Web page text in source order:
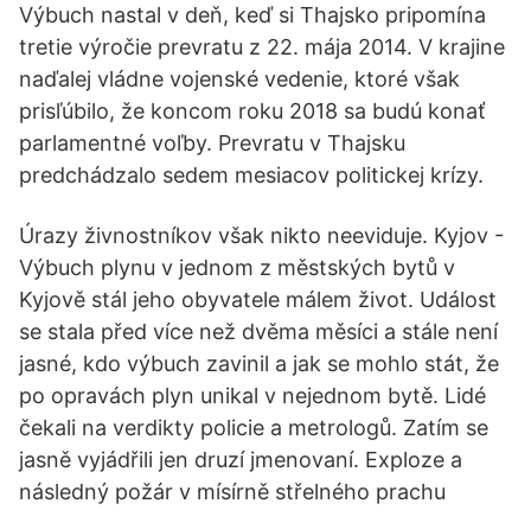
Výbuch nastal v deň, keď si Thajsko pripomína
tretie výročie prevratu z 22. mája 2014. V krajine
naďalej vládne vojenské vedenie, ktoré však
prisľúbilo, že koncom roku 2018 sa budú konať
parlamentné voľby. Prevratu v Thajsku
predchádzalo sedem mesiacov politickej krízy.
Úrazy živnostníkov však nikto neeviduje. Kyjov -
Výbuch plynu v jednom z městských bytů v
Kyjově stál jeho obyvatele málem život. Událost
se stala před více než dvěma měsíci a stále není
jasné, kdo výbuch zavinil a jak se mohlo stát, že
po opravách plyn unikal v nejednom bytě. Lidé
čekali na verdikty policie a metrologů. Zatím se
jasně vyjádřili jen druzí jmenovaní. Exploze a
následný požár v mísírně střelného prachu